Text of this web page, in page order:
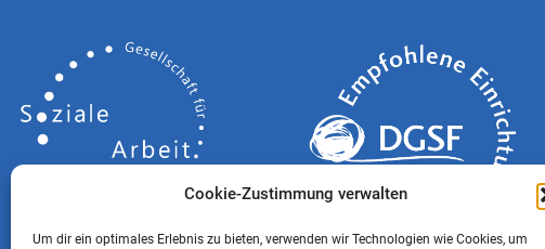
Cookie-Zustimmung verwalten
Um dir ein optimales Erlebnis zu bieten, verwenden wir Technologien wie Cookies, um